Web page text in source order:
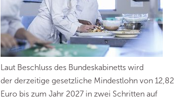
Laut Beschluss des Bundeskabinetts wird
der derzeitige gesetzliche Mindestlohn von 12,82
Euro bis zum Jahr 2027 in zwei Schritten auf